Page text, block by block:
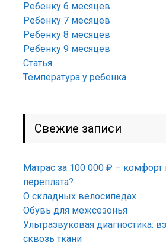
Ребенку 6 месяцев
Ребенку 7 месяцев
Ребенку 8 месяцев
Ребенку 9 месяцев
Статья
Температура у ребенка
Свежие записи
Матрас за 100 000 ₽ – комфорт
переплата?
О складных велосипедах
Обувь для межсезонья
Ультразвуковая диагностика:
сквозь ткани